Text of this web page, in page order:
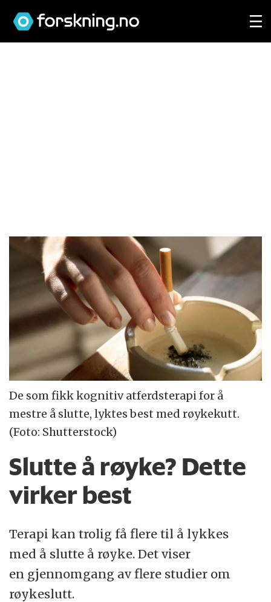
De som fikk kognitiv atferdsterapi for å
mestre å slutte, lyktes best med røykekutt.
(Foto: Shutterstock)
Slutte å røyke? Dette
virker best
Terapi kan trolig få flere til å lykkes
med å slutte å røyke. Det viser
en gjennomgang av flere studier om
røykeslutt.